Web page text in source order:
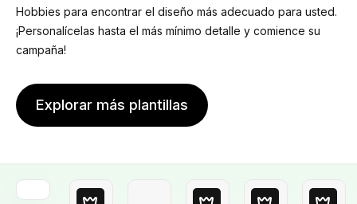
Hobbies para encontrar el diseño más adecuado para usted.
¡Personalícelas hasta el más mínimo detalle y comience su
campaña!
Explorar más plantillas